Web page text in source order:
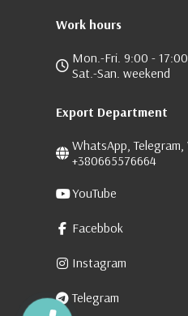
Work hours
Mon.-Fri. 9:00 - 17:00
Sat.-San. weekend
Export Department
WhatsApp, Telegram,
+380665576664
YouTube
Facebbok
Instagram
Telegram